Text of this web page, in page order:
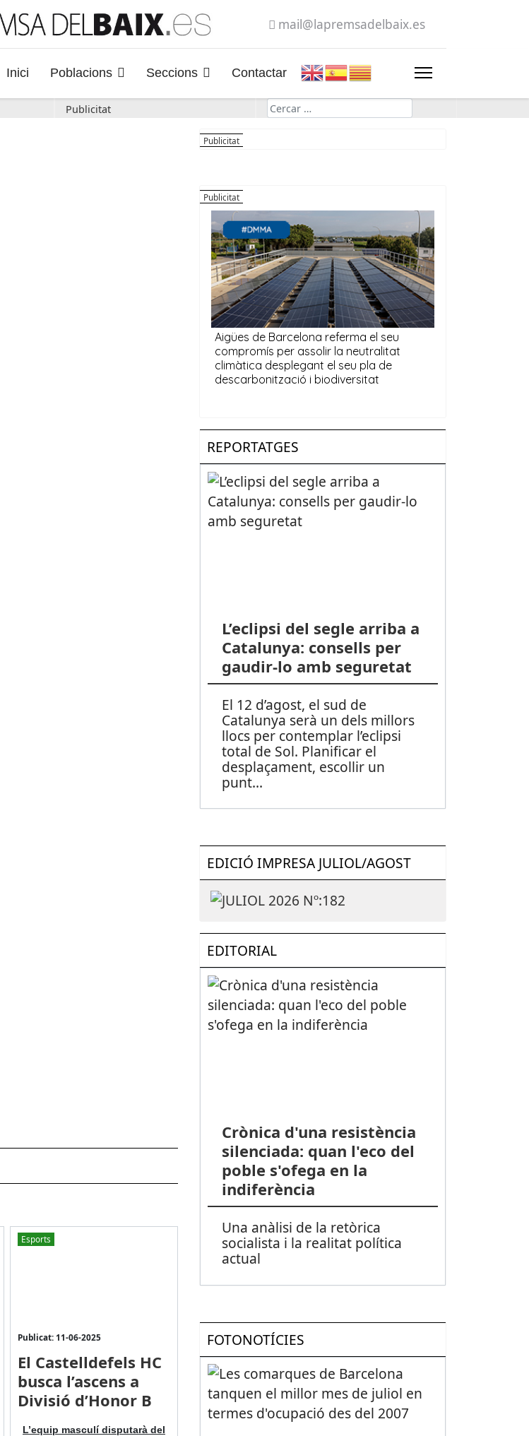
mail@lapremsadelbaix.es
Inici Poblacions Seccions Contactar
Publicitat Cerca
Esports
Publicat: 11-06-2025
El Castelldefels HC
busca l’ascens a
Divisió d’Honor B
L’equip masculí disputarà del
REPORTATGES
L’eclipsi del segle arriba a
Catalunya: consells per
gaudir-lo amb seguretat
El 12 d’agost, el sud de
Catalunya serà un dels millors
llocs per contemplar l’eclipsi
total de Sol. Planificar el
desplaçament, escollir un
punt...
EDICIÓ IMPRESA JULIOL/AGOST
EDITORIAL
Crònica d'una resistència
silenciada: quan l'eco del
poble s'ofega en la
indiferència
Una anàlisi de la retòrica
socialista i la realitat política
actual
FOTONOTÍCIES